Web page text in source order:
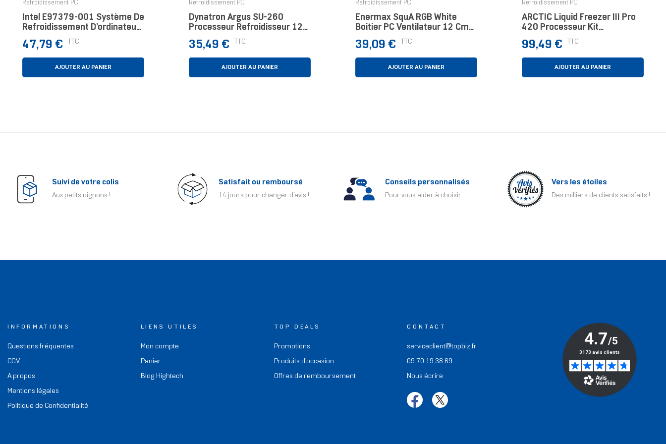
Refroidissement PC
Intel E97379-001 Système De
Refroidissement D’ordinateur
Processeur Kit De
Refroidissement Noir 1
Pièce(s)
Prix
47,79 € TTC
AJOUTER AU PANIER
Refroidissement PC
Dynatron Argus SU-260
Processeur Refroidisseur 12
Cm Noir, Orange
Prix
35,49 € TTC
AJOUTER AU PANIER
Refroidissement PC
Enermax SquA RGB White
Boitier PC Ventilateur 12 Cm
Prix
39,09 € TTC
AJOUTER AU PANIER
Refroidissement PC
ARCTIC Liquid Freezer III Pro
420 Processeur Kit
Watercooling 12 Cm Noir 1
Pièce(s)
Prix
99,49 € TTC
AJOUTER AU PANIER
Suivi de votre colis
Aux petits oignons !
Satisfait ou remboursé
14 jours pour changer d'avis !
Conseils personnalisés
Pour vous aider à choisir
Vers les étoiles
Des milliers de clients satisfaits !
INFORMATIONS
Questions fréquentes
CGV
A propos
Mentions légales
Politique de Confidentialité
LIENS UTILES
Mon compte
Panier
Blog Hightech
TOP DEALS
Promotions
Produits d'occasion
Offres de remboursement
CONTACT
serviceclient@topbiz.fr
09 70 19 38 69
Nous écrire